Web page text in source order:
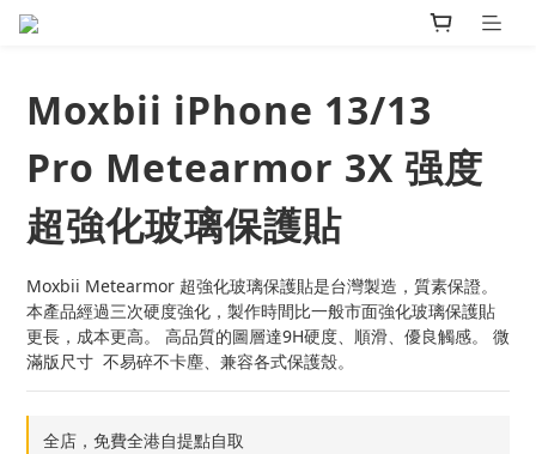
Moxbii iPhone 13/13
Pro Metearmor 3X 强度
超強化玻璃保護貼
Moxbii Metearmor 超強化玻璃保護貼是台灣製造，質素保證。
本產品經過三次硬度強化，製作時間比一般市面強化玻璃保護貼
更長，成本更高。 高品質的圖層達9H硬度、順滑、優良觸感。 微
滿版尺寸  不易碎不卡塵、兼容各式保護殼。
全店，免費全港自提點自取